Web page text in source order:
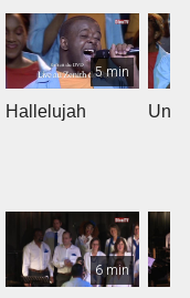
5 min
Hallelujah Un
6 min